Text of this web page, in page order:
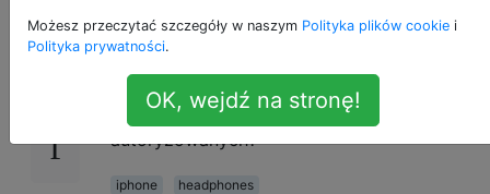
22
Czy podłączenie słuchawek firm innych niż
w porządku, czy z jakichś powodów muszę
używać słuchawek marki Apple lub
autoryzowanych?
iphone
headphones
Możesz przeczytać szczegóły w naszym Polityka plików cookie i
Polityka prywatności.
OK, wejdź na stronę!